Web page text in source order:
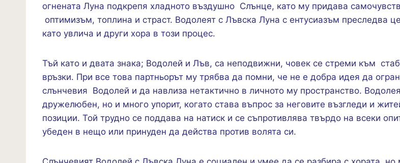
огнената Луна подкрепя хладното въздушно Слънце, като му придава
оптимизъм, топлина и страст. Водолеят с Лъвска Луна с ентусиазъм преследва
като увлича и други хора в този процес.
Тъй като и двата знака; Водолей и Лъв, са неподвижни, човек се стреми към
връзки. При все това партньорът му трябва да помни, че не е добра идея да
слънчевия Водолей и да навлиза нетактично в личното му пространство.
дружелюбен, но и много упорит, когато става въпрос за неговите възгледи и
позиции. Той трудно се поддава на натиск и се съпротивлява твърдо на всеки
убеден в нещо или принуден да действа против волята си.